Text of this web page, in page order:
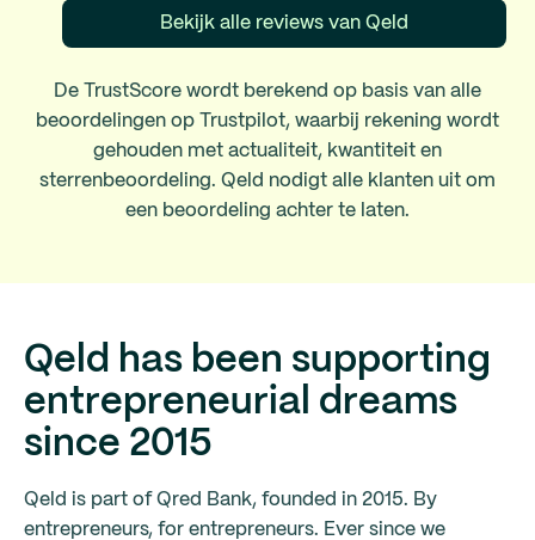
Bekijk alle reviews van Qeld
De TrustScore wordt berekend op basis van alle
beoordelingen op Trustpilot, waarbij rekening wordt
gehouden met actualiteit, kwantiteit en
sterrenbeoordeling. Qeld nodigt alle klanten uit om
een beoordeling achter te laten.
Qeld has been supporting
entrepreneurial dreams
since 2015
Qeld is part of Qred Bank, founded in 2015. By
entrepreneurs, for entrepreneurs. Ever since we